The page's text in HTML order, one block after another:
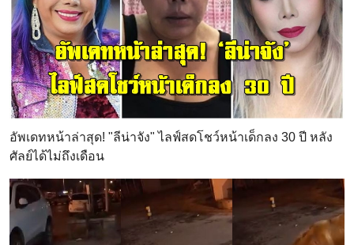
อัพเดทหน้าล่าสุด! "ลีน่าจัง" ไลฟ์สดโชว์หน้าเด็กลง 30 ปี หลัง
ศัลย์ได้ไม่ถึงเดือน